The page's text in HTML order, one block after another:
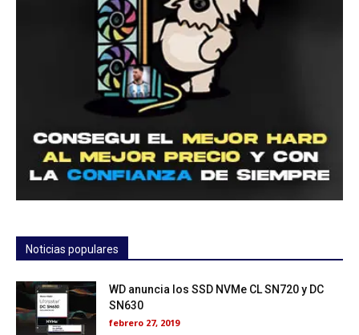
Noticias populares
WD anuncia los SSD NVMe CL SN720 y DC
SN630
febrero 27, 2019